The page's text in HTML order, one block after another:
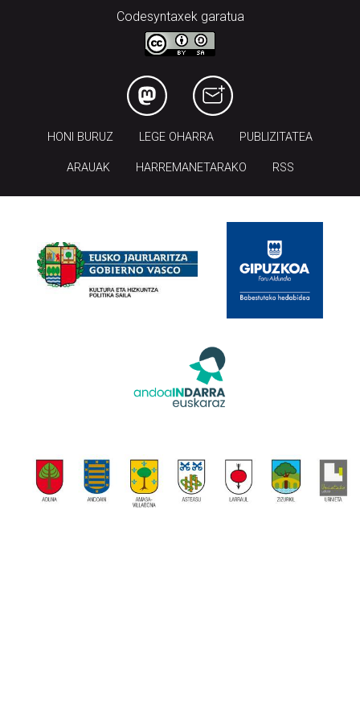
Codesyntaxek garatua
HONI BURUZ LEGE OHARRA PUBLIZITATEA
ARAUAK HARREMANETARAKO RSS